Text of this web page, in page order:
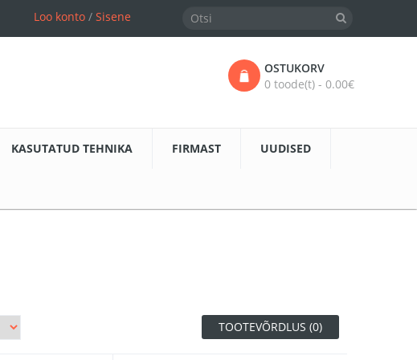
Loo konto/ Sisene
OSTUKORV
0 toode(t) - 0.00€
KASUTATUD TEHNIKA FIRMAST UUDISED
TOOTEVÕRDLUS (0)